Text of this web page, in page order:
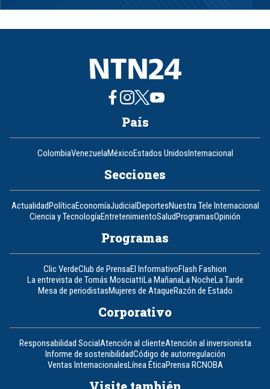
8
País
ColombiaVenezuelaMéxicoEstados UnidosInternacional
Secciones
ActualidadPolíticaEconomíaJudicialDeportesNuestra Tele Internacional
Ciencia y TecnologíaEntretenimientoSaludProgramasOpinión
Programas
Clic VerdeClub de PrensaEl InformativoFlash Fashion
La entrevista de Tomás MosciattiLa MañanaLa NocheLa Tarde
Mesa de periodistasMujeres de AtaqueRazón de Estado
Corporativo
Responsabilidad SocialAtención al clienteAtención al inversionista
Informe de sostenibilidadCódigo de autorregulación
Ventas InternacionalesLínea ÉticaPrensa RCNOBA
Visite también